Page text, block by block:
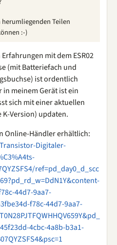
Teilen
:-)
mit dem ESR02
(mit Batteriefach und
ist ordentlich
meinem Gerät ist ein
sich mit einer aktuellen
Version) updaten.
Online-Händler erhältlich:
Digitaler-
ref=pd_day0_d_scc
44d7-9aa7-
f78c-44d7-9aa7-
4cbc-4a8b-b3a1-